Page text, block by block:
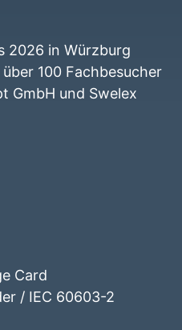
2026 in Würzburg
100 Fachbesucher
GmbH und Swelex
Card
/ IEC 60603-2